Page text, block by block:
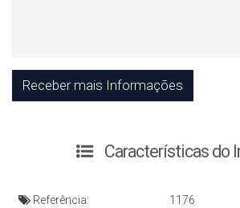
Características do
Referência: 1176